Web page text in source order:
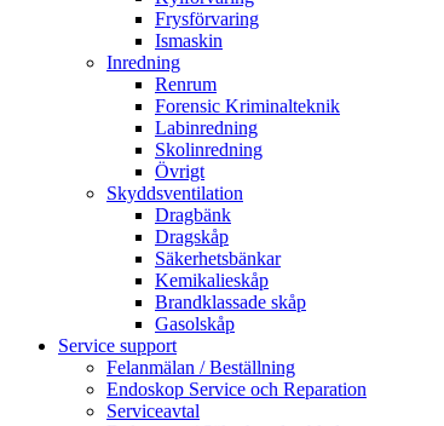
Frysförvaring
Ismaskin
Inredning
Renrum
Forensic Kriminalteknik
Labinredning
Skolinredning
Övrigt
Skyddsventilation
Dragbänk
Dragskåp
Säkerhetsbänkar
Kemikalieskåp
Brandklassade skåp
Gasolskåp
Service support
Felanmälan / Beställning
Endoskop Service och Reparation
Serviceavtal